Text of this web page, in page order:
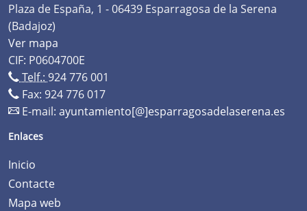
Plaza de España, 1 - 06439 Esparragosa de la Serena
(Badajoz)
Ver mapa
CIF: P0604700E
Telf.: 924 776 001
Fax: 924 776 017
E-mail: ayuntamiento[@]esparragosadelaserena.es
Enlaces
Inicio
Contacte
Mapa web